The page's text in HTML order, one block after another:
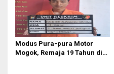
Modus Pura-pura Motor
Mogok, Remaja 19 Tahun di